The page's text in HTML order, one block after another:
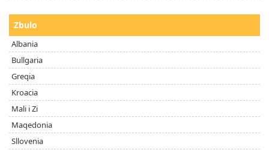
Zbulo
Albania
Bullgaria
Greqia
Kroacia
Mali i Zi
Maqedonia
Sllovenia